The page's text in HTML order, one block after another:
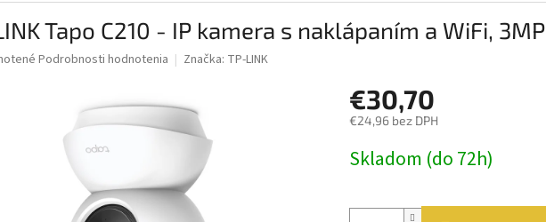
Tapo C210 - IP kamera s naklápaním a WiFi, 3MP
Podrobnosti hodnotenia Značka: TP-LINK
€30,70
€24,96 bez DPH
cena:
Skladom (do 72h)